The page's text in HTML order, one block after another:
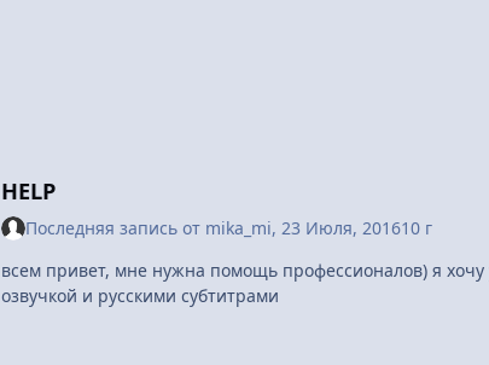
HELP
Последняя запись от mika_mi, 23 Июля, 201610 г
всем привет, мне нужна помощь профессионалов) я
озвучкой и русскими субтитрами